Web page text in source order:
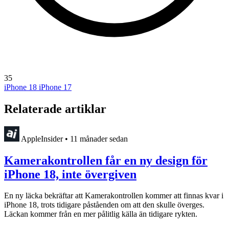
35
iPhone 18 iPhone 17
Relaterade artiklar
AppleInsider • 11 månader sedan
Kamerakontrollen får en ny design för
iPhone 18, inte övergiven
En ny läcka bekräftar att Kamerakontrollen kommer att finnas kvar i
iPhone 18, trots tidigare påståenden om att den skulle överges.
Läckan kommer från en mer pålitlig källa än tidigare rykten.